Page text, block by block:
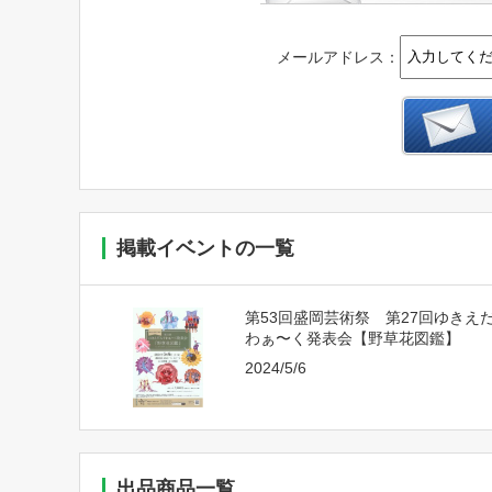
メールアドレス：
掲載イベントの一覧
第53回盛岡芸術祭 第27回ゆきえ
わぁ〜く発表会【野草花図鑑】
2024/5/6